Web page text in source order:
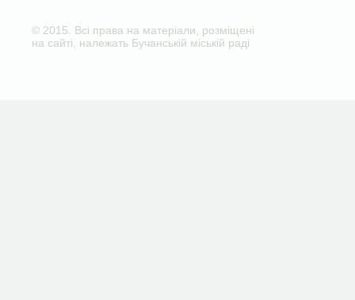
© 2015. Всі права на матеріали, розміщені
на сайті, належать Бучанській міській раді